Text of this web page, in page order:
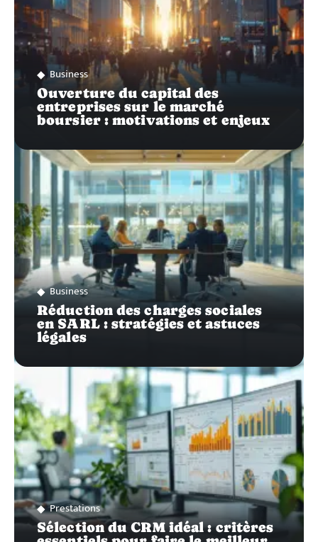
Business
Ouverture du capital des
entreprises sur le marché
boursier : motivations et enjeux
Business
Réduction des charges sociales
en SARL : stratégies et astuces
légales
Prestations
Sélection du CRM idéal : critères